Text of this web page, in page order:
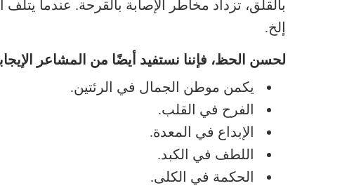
بالقلق، تزداد مخاطر الإصابة بالقرحة. عندما
إلخ.
لحسن الحظ، فإننا نستفيد أيضًا من المشاعر
يكمن موطن الجمال في الرئتين.
الفرح في القلب.
الإبداع في المعدة.
اللطف في الكبد.
الحكمة في الكلى.